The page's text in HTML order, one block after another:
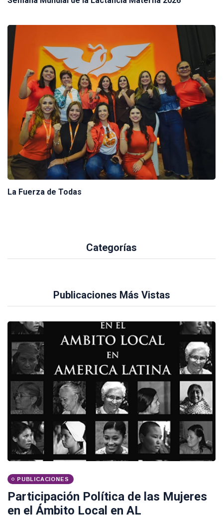
La Fuerza de Todas
Categorías
Publicaciones Más Vistas
PUBLICACIONES
Participación Política de las Mujeres
en el Ámbito Local en AL